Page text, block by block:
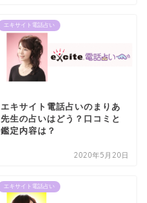
エキサイト電話占い
エキサイト電話占いのまりあ
先生の占いはどう？口コミと
鑑定内容は？
2020年5月20日
エキサイト電話占い